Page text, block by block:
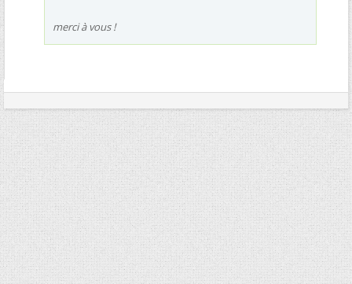
merci à vous !